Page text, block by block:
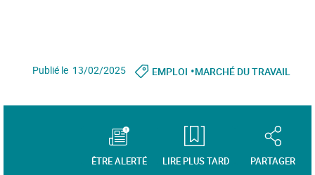
Publié le 13/02/2025 EMPLOI •MARCHÉ DU TRAVAIL
ÊTRE ALERTÉ LIRE PLUS TARD PARTAGER